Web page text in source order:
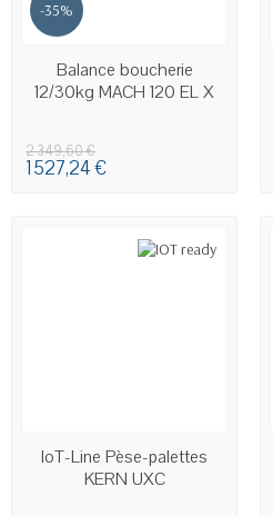
-35%
DERNIERS ARTICLES EN STOCK
Balance boucherie
12/30kg MACH 120 EL X
2 349,60 €
1 527,24 €
EN STOCK
IoT-Line Pèse-palettes
KERN UXC